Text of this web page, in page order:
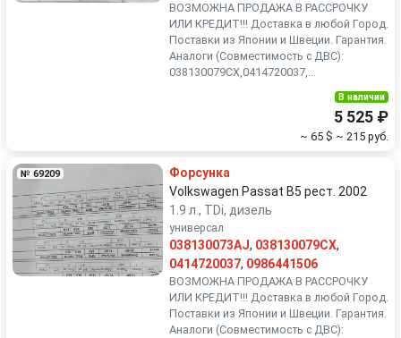
ВОЗМОЖНА ПРОДАЖА В РАССРОЧКУ
ИЛИ КРЕДИТ!!! Доставка в любой Город.
Поставки из Японии и Швеции. Гарантия.
Аналоги (Совместимость с ДВС):
038130079CX,0414720037,...
В наличии
5 525 ₽
~ 65 $ ~ 215 руб.
№ 69209
Форсунка
Volkswagen Passat B5 рест. 2002
1.9 л., TDi, дизель
универсал
038130073AJ, 038130079CX,
0414720037, 0986441506
ВОЗМОЖНА ПРОДАЖА В РАССРОЧКУ
ИЛИ КРЕДИТ!!! Доставка в любой Город.
Поставки из Японии и Швеции. Гарантия.
Аналоги (Совместимость с ДВС):